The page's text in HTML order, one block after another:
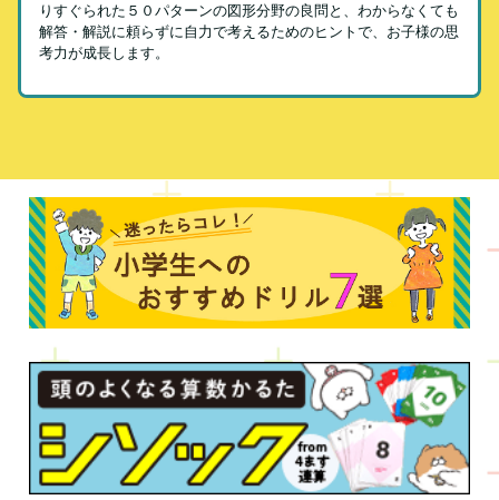
りすぐられた５０パターンの図形分野の良問と、わからなくても
解答・解説に頼らずに自力で考えるためのヒントで、お子様の思
考力が成長します。